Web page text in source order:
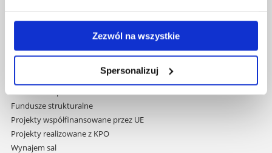
Zezwól na wszystkie
Spersonalizuj
treści
Biblioteka
Covid info
Fundusze strukturalne
Projekty współfinansowane przez UE
Projekty realizowane z KPO
Wynajem sal